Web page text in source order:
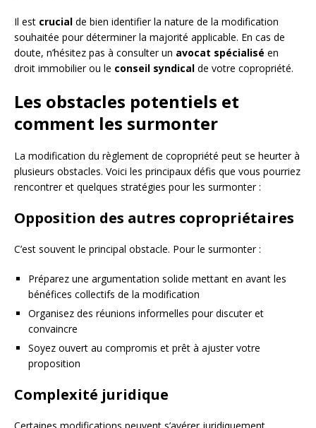
Il est crucial de bien identifier la nature de la modification
souhaitée pour déterminer la majorité applicable. En cas de
doute, n’hésitez pas à consulter un avocat spécialisé en
droit immobilier ou le conseil syndical de votre copropriété.
Les obstacles potentiels et
comment les surmonter
La modification du règlement de copropriété peut se heurter à
plusieurs obstacles. Voici les principaux défis que vous pourriez
rencontrer et quelques stratégies pour les surmonter :
Opposition des autres copropriétaires
C’est souvent le principal obstacle. Pour le surmonter :
Préparez une argumentation solide mettant en avant les
bénéfices collectifs de la modification
Organisez des réunions informelles pour discuter et
convaincre
Soyez ouvert au compromis et prêt à ajuster votre
proposition
Complexité juridique